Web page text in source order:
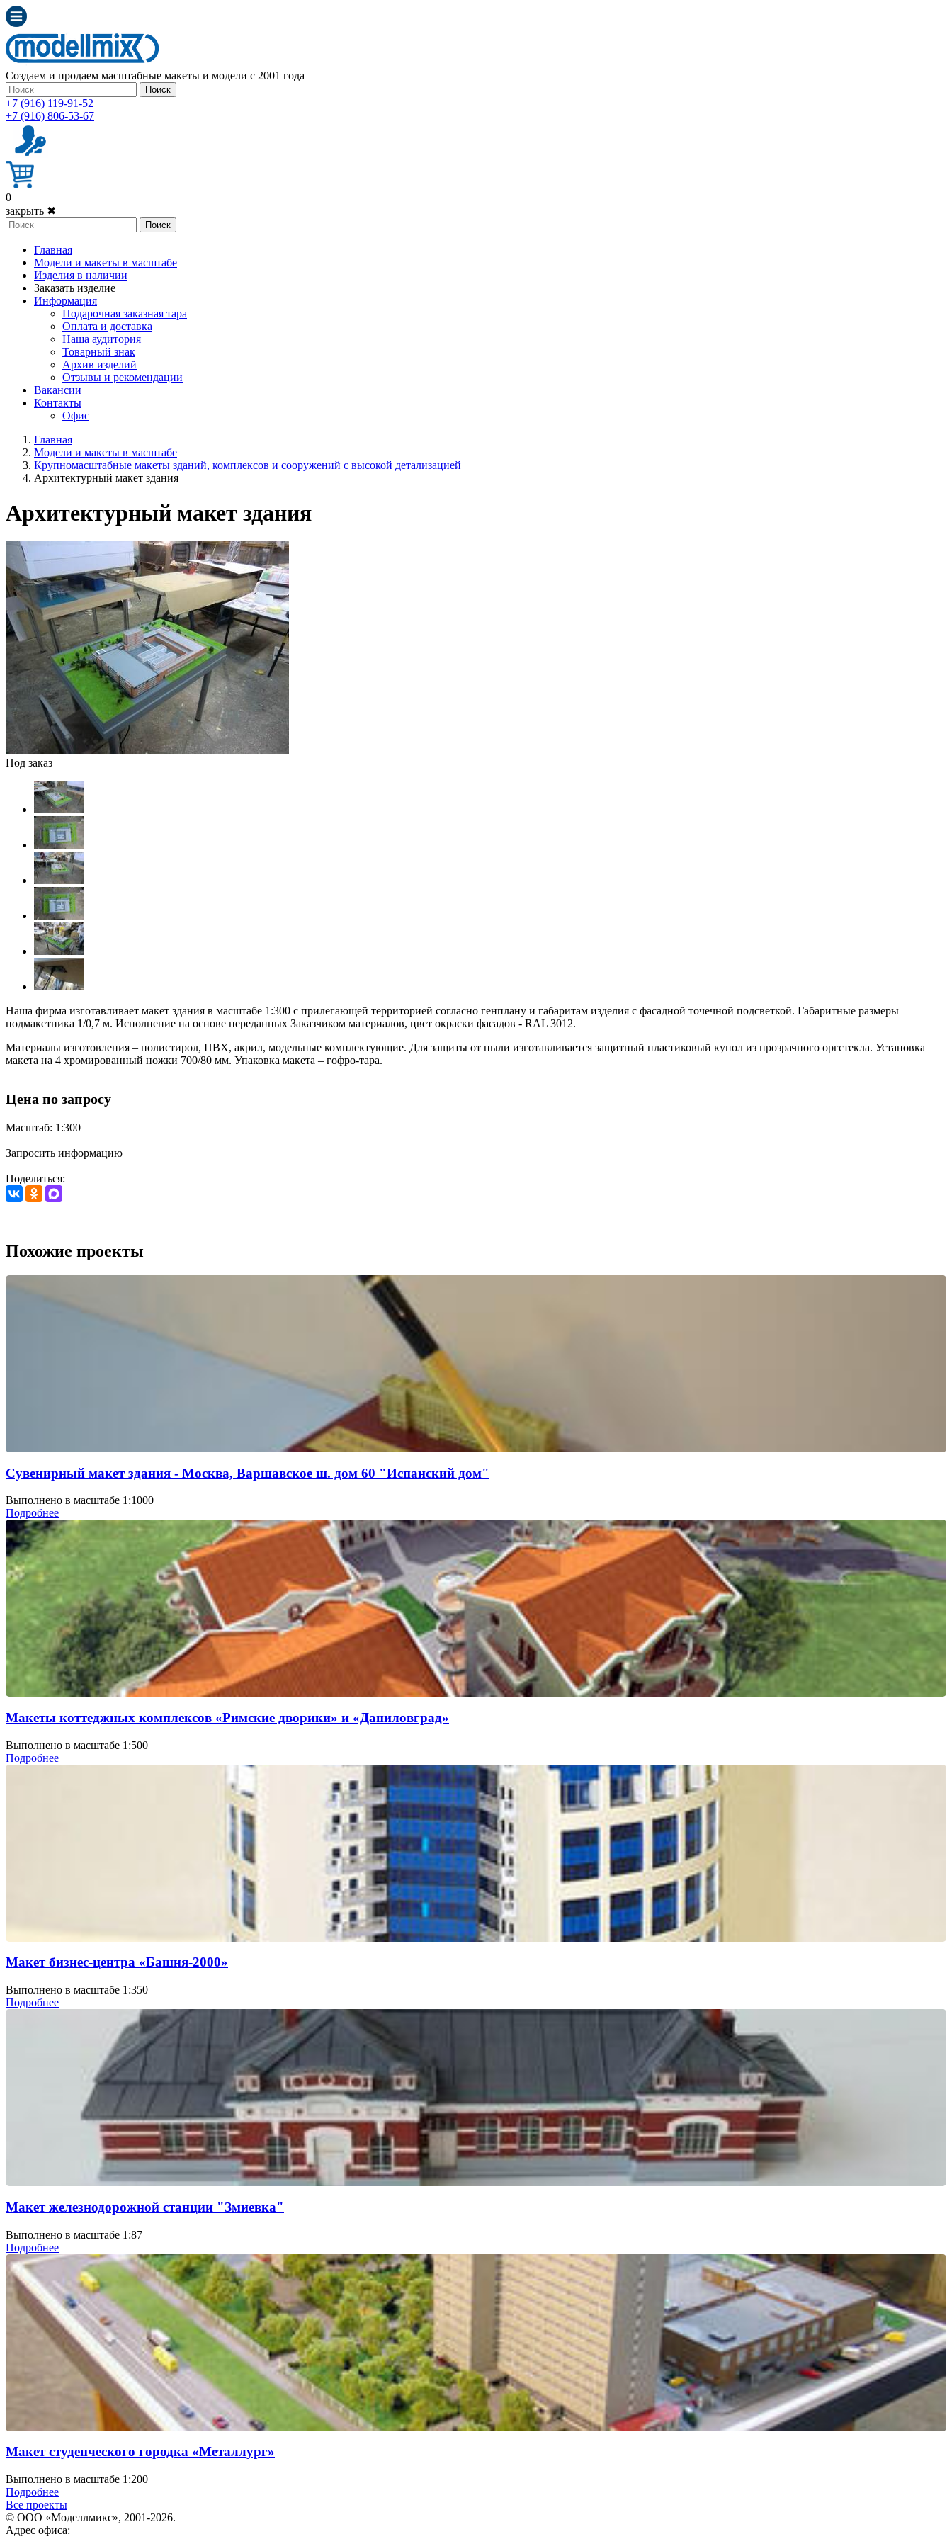
Создаем и продаем масштабные макеты и модели с 2001 года
Поиск
+7 (916) 119-91-52
+7 (916) 806-53-67
0
закрыть ✖
Поиск
Главная
Модели и макеты в масштабе
Изделия в наличии
Заказать изделие
Информация
Подарочная заказная тара
Оплата и доставка
Наша аудитория
Товарный знак
Архив изделий
Отзывы и рекомендации
Вакансии
Контакты
Офис
Главная
Модели и макеты в масштабе
Крупномасштабные макеты зданий, комплексов и сооружений с высокой детализацией
Архитектурный макет здания
Архитектурный макет здания
Под заказ
Наша фирма изготавливает макет здания в масштабе 1:300 с прилегающей территорией согласно генплану и габаритам изделия c фасадной точечной подсветкой. Габаритные размеры
подмакетника 1/0,7 м. Исполнение на основе переданных Заказчиком материалов, цвет окраски фасадов - RAL 3012.
Материалы изготовления – полистирол, ПВХ, акрил, модельные комплектующие. Для защиты от пыли изготавливается защитный пластиковый купол из прозрачного оргстекла. Установка
макета на 4 хромированный ножки 700/80 мм. Упаковка макета – гофро-тара.
Цена по запросу
Масштаб: 1:300
Запросить информацию
Поделиться:
Похожие проекты
Сувенирный макет здания - Москва, Варшавское ш. дом 60 "Испанский дом"
Выполнено в масштабе 1:1000
Подробнее
Макеты коттеджных комплексов «Римские дворики» и «Даниловград»
Выполнено в масштабе 1:500
Подробнее
Макет бизнес-центра «Башня-2000»
Выполнено в масштабе 1:350
Подробнее
Макет железнодорожной станции "Змиевка"
Выполнено в масштабе 1:87
Подробнее
Макет студенческого городка «Металлург»
Выполнено в масштабе 1:200
Подробнее
Все проекты
© ООО «Моделлмикс», 2001-2026.
Адрес офиса: